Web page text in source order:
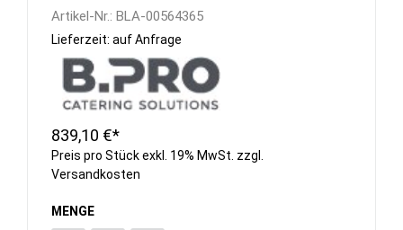
Artikel-Nr.: BLA-00564365
Lieferzeit: auf Anfrage
839,10 €*
Preis pro Stück exkl. 19% MwSt. zzgl.
Versandkosten
MENGE